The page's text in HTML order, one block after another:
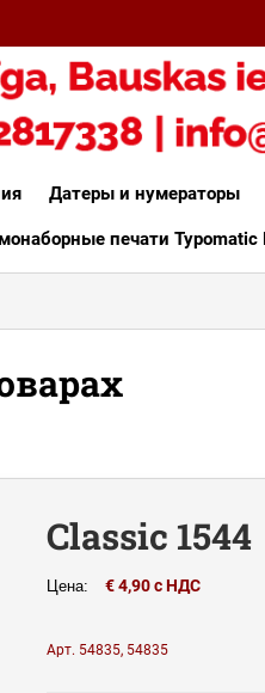
Датеры и нумераторы
печати Typomatic
Classic 1544
Цена: € 4,90 с НДС
Арт. 54835, 54835